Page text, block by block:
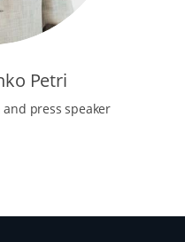
Petri
press speaker